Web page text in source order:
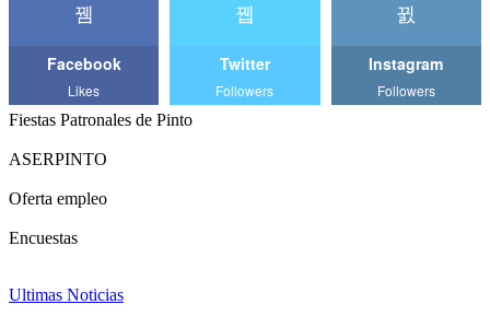
Facebook
Likes
Twitter
Followers
Instagram
Followers
Fiestas Patronales de Pinto
ASERPINTO
Oferta empleo
Encuestas
Ultimas Noticias